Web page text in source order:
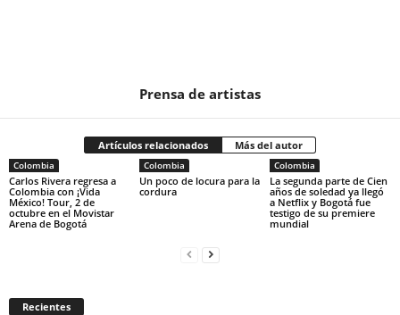
Prensa de artistas
Artículos relacionados Más del autor
Colombia
Carlos Rivera regresa a
Colombia con ¡Vida
México! Tour, 2 de
octubre en el Movistar
Arena de Bogotá
Colombia
Un poco de locura para la
cordura
Colombia
La segunda parte de Cien
años de soledad ya llegó
a Netflix y Bogotá fue
testigo de su premiere
mundial
Recientes